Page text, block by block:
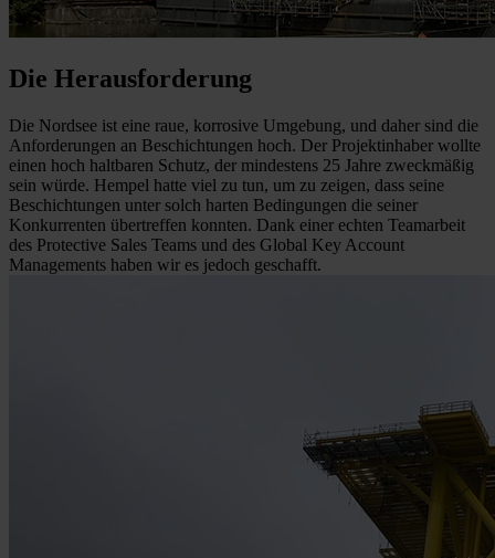
Die Herausforderung
Die Nordsee ist eine raue, korrosive Umgebung, und daher sind die
Anforderungen an Beschichtungen hoch. Der Projektinhaber wollte
einen hoch haltbaren Schutz, der mindestens 25 Jahre zweckmäßig
sein würde. Hempel hatte viel zu tun, um zu zeigen, dass seine
Beschichtungen unter solch harten Bedingungen die seiner
Konkurrenten übertreffen konnten. Dank einer echten Teamarbeit
des Protective Sales Teams und des Global Key Account
Managements haben wir es jedoch geschafft.